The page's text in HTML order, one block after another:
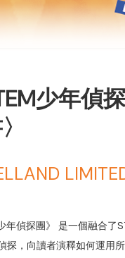
少年偵
年偵探團》 是一個融合
探，向讀者演釋如何運用